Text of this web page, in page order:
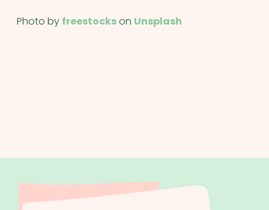
Photo by freestockson Unsplash